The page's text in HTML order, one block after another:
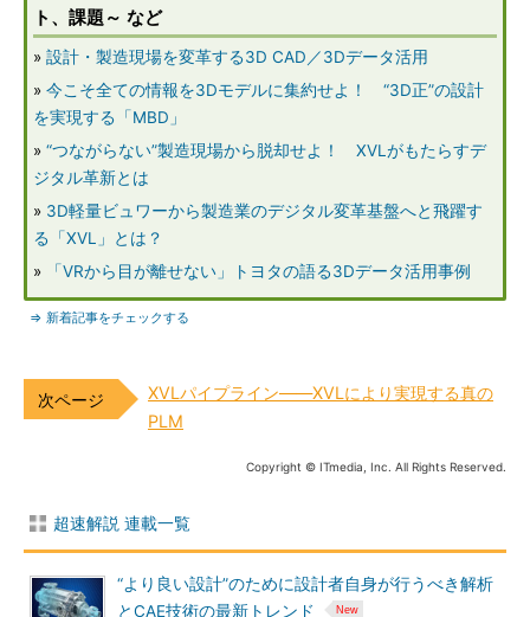
ト、課題～ など
» 設計・製造現場を変革する3D CAD／3Dデータ活用
» 今こそ全ての情報を3Dモデルに集約せよ！ “3D正”の設計
を実現する「MBD」
» “つながらない”製造現場から脱却せよ！ XVLがもたらすデ
ジタル革新とは
» 3D軽量ビュワーから製造業のデジタル変革基盤へと飛躍す
る「XVL」とは？
»
「VRから目が離せない」トヨタの語る3Dデータ活用事例
⇒ 新着記事をチェックする
XVLパイプライン――XVLにより実現する真の
PLM
Copyright © ITmedia, Inc. All Rights Reserved.
超速解説 連載一覧
“より良い設計”のために設計者自身が行うべき解析
とCAE技術の最新トレンド